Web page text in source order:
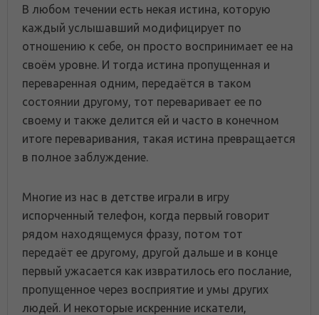
В любом течении есть некая истина, которую
каждый услышавший модифицирует по
отношению к себе, он просто воспринимает ее на
своём уровне. И тогда истина пропущенная и
переваренная одним, передаётся в таком
состоянии другому, тот переваривает ее по
своему и также делится ей и часто в конечном
итоге переваривания, такая истина превращается
в полное заблуждение.
Многие из нас в детстве играли в игру
испорченный телефон, когда первый говорит
рядом находящемуся фразу, потом тот
передаёт ее другому, другой дальше и в конце
первый ужасается как извратилось его послание,
пропущенное через восприятие и умы других
людей. И некоторые искренние искатели,